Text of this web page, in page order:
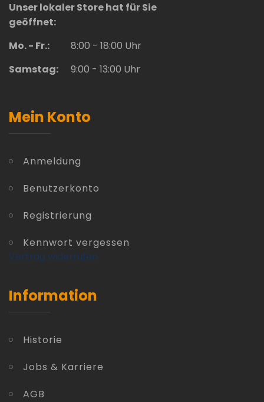
Unser lokaler Store hat für Sie
geöffnet:
Mo. - Fr.:
8:00 - 18:00 Uhr
Samstag:
9:00 - 13:00 Uhr
Mein Konto
Anmeldung
Benutzerkonto
Registrierung
Kennwort vergessen
Vertrag widerrufen
Information
Historie
Jobs & Karriere
AGB